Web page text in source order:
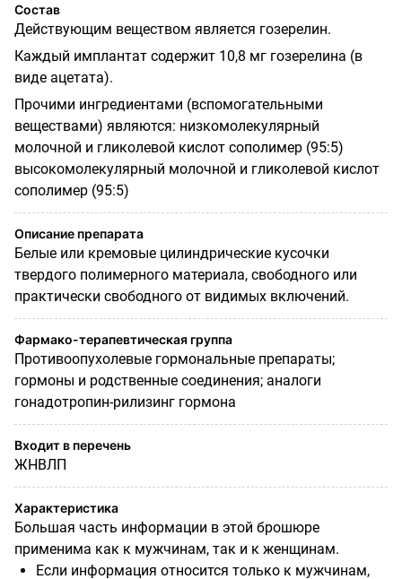
Состав
Действующим веществом является гозерелин.
Каждый имплантат содержит 10,8 мг гозерелина (в
виде ацетата).
Прочими ингредиентами (вспомогательными
веществами) являются: низкомолекулярный
молочной и гликолевой кислот сополимер (95:5)
высокомолекулярный молочной и гликолевой кислот
сополимер (95:5)
Описание препарата
Белые или кремовые цилиндрические кусочки
твердого полимерного материала, свободного или
практически свободного от видимых включений.
Фармако-терапевтическая группа
Противоопухолевые гормональные препараты;
гормоны и родственные соединения; аналоги
гонадотропин-рилизинг гормона
Входит в перечень
ЖНВЛП
Характеристика
Большая часть информации в этой брошюре
применима как к мужчинам, так и к женщинам.
Если информация относится только к мужчинам,